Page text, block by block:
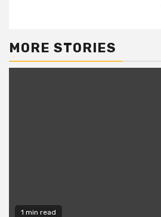
MORE STORIES
1 min read